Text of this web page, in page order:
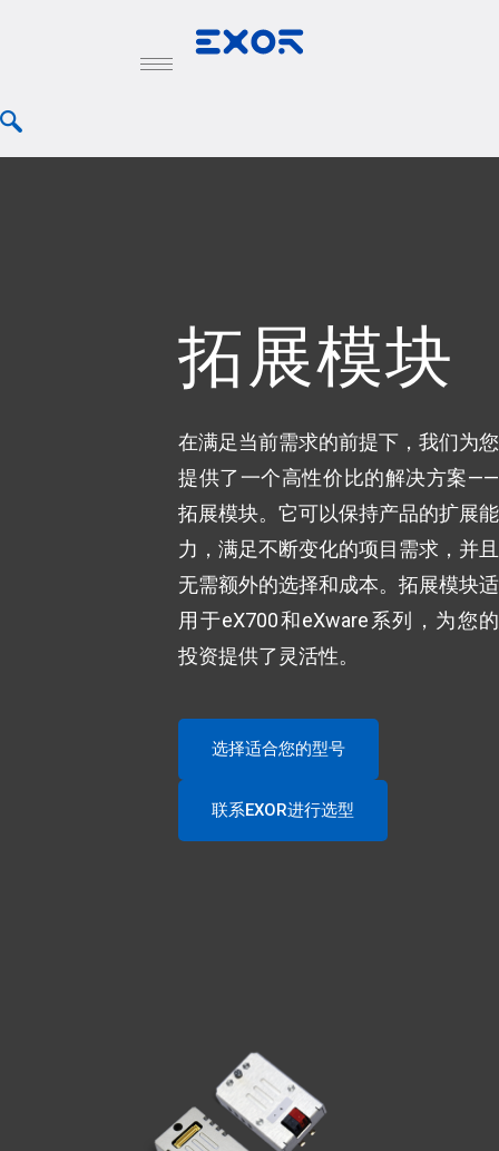
拓展模块
在满足当前需求的前提下，我们为您
提供了一个高性价比的解决方案——
拓展模块。它可以保持产品的扩展能
力，满足不断变化的项目需求，并且
无需额外的选择和成本。拓展模块适
用于eX700和eXware系列，为您的
投资提供了灵活性。
选择适合您的型号
联系EXOR进行选型